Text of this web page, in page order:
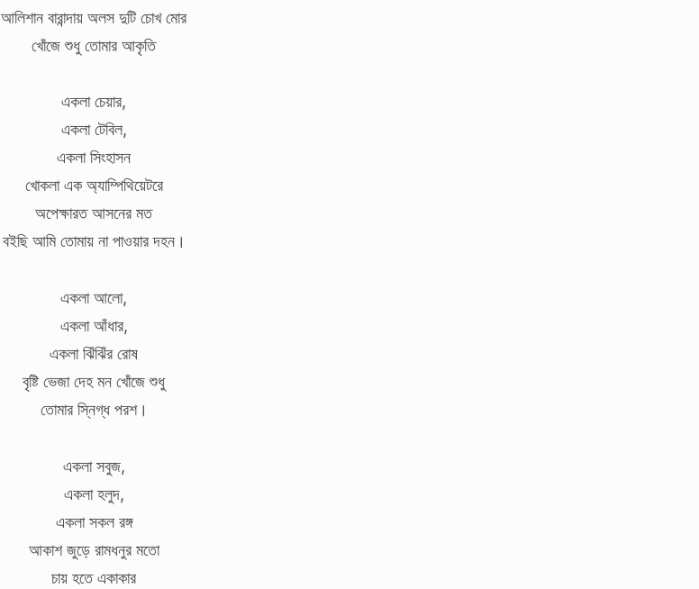
আলিশান বারান্দায় অলস দুটি চোখ মোর
খোঁজে শুধু তোমার আকৃতি
একলা চেয়ার,
একলা টেবিল,
একলা সিংহাসন
খোকলা এক অ‍্যাম্পিথিয়েটরে
অপেক্ষারত আসনের মত
বইছি আমি তোমায় না পাওয়ার দহন।
একলা আলো,
একলা আঁধার,
একলা ঝিঁঝিঁর রোষ
বৃষ্টি ভেজা দেহ মন খোঁজে শুধু
তোমার স্নিগ্ধ পরশ।
একলা সবুজ,
একলা হলুদ,
একলা সকল রঙ্গ
আকাশ জুড়ে রামধনুর মতো
চায় হতে একাকার